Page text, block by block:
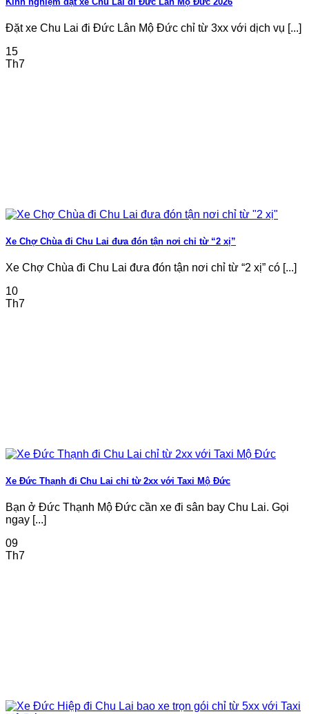
Đặt xe Chu Lai đi Đức Lân Mộ Đức chỉ từ 3xx với dịch vụ [...]
15
Th7
Xe Chợ Chùa đi Chu Lai đưa đón tận nơi chỉ từ “2 xị”
Xe Chợ Chùa đi Chu Lai đưa đón tận nơi chỉ từ “2 xị” có [...]
10
Th7
Xe Đức Thạnh đi Chu Lai chỉ từ 2xx với Taxi Mộ Đức
Bạn ở Đức Thạnh Mộ Đức cần xe đi sân bay Chu Lai. Gọi
ngay [...]
09
Th7